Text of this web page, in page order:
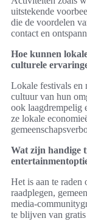
uitstekende
die de voordelen
contact en
Hoe kunnen
culturele
Lokale festivals en
cultuur van hun
ook laagdrempelig
ze lokale
Wat zijn handige
Het is aan te raden
raadplegen,
media-
te blijven van